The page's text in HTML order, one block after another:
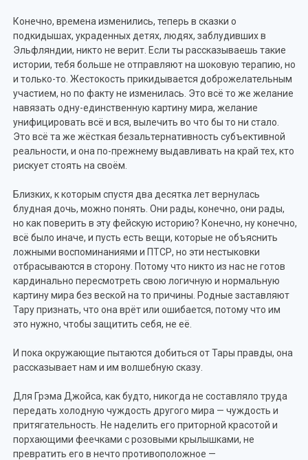
Конечно, времена изменились, теперь в сказки о
подкидышах, украденных детях, людях, заблудивших в
Эльфляндии, никто не верит. Если ты рассказываешь такие
истории, тебя больше не отправляют на шоковую терапию, но
и только-то. Жестокость прикидывается доброжелательным
участием, но по факту не изменилась. Это всё то же желание
навязать одну-единственную картину мира, желание
унифицировать всё и вся, вылечить во что бы то ни стало.
Это всё та же жёсткая безальтернативность субъективной
реальности, и она по-прежнему выдавливать на край тех, кто
рискует стоять на своём.
Близких, к которым спустя два десятка лет вернулась
блудная дочь, можно понять. Они рады, конечно, они рады,
но как поверить в эту фейскую историю? Конечно, ну конечно,
всё было иначе, и пусть есть вещи, которые не объяснить
ложными воспоминаниями и ПТСР, но эти нестыковки
отбрасываются в сторону. Потому что никто из нас не готов
кардинально пересмотреть свою логичную и нормальную
картину мира без веской на то причины. Родные заставляют
Тару признать, что она врёт или ошибается, потому что им
это нужно, чтобы защитить себя, не её.
И пока окружающие пытаются добиться от Тары правды, она
рассказывает нам и им волшебную сказу.
Для Грэма Джойса, как будто, никогда не составляло труда
передать холодную чуждость другого мира — чуждость и
притягательность. Не наделить его приторной красотой и
порхающими феечками с розовыми крылышками, не
превратить его в нечто противоположное —